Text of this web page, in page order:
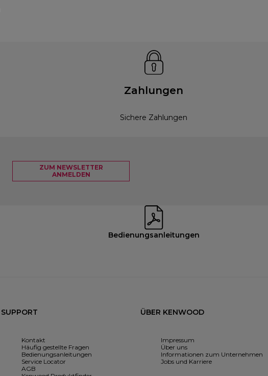
Zahlungen
Sichere Zahlungen
ZUM NEWSLETTER
ANMELDEN
Bedienungsanleitungen
SUPPORT
Kontakt
Häufig gestellte Fragen
Bedienungsanleitungen
Service Locator
AGB
ÜBER KENWOOD
Impressum
Über uns
Informationen zum Unternehmen
Jobs und Karriere